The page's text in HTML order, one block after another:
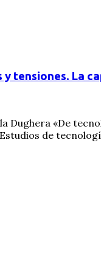
tensiones. La
Dughera «De
de